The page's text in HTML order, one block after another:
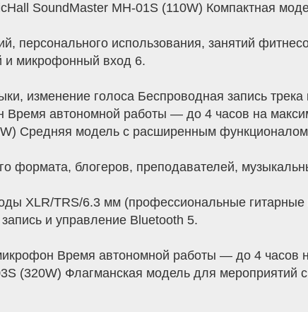
SoundMaster MH-01S (110W) Компактная
персонального использования, занятий
и микрофонный вход 6.
изменение голоса Беспроводная запись
Время автономной работы — до 4 часов на
Средняя модель с расширенным
формата, блогеров, преподавателей,
XLR/TRS/6.3 мм (профессиональные
и управление Bluetooth 5.
Время автономной работы — до 4
(320W) Флагманская модель для мероприятий